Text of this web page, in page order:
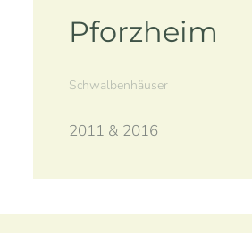
Pforzheim
Schwalbenhäuser
2011 & 2016